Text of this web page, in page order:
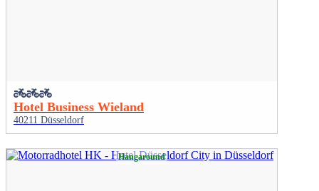
Hotel Business Wieland
40211 Düsseldorf
Hangaround